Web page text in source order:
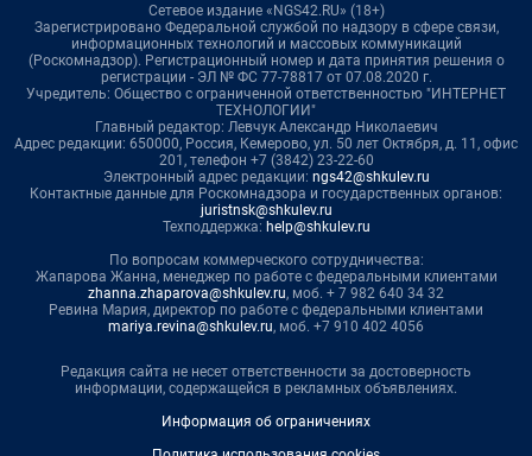
Сетевое издание «NGS42.RU» (18+)
Зарегистрировано Федеральной службой по надзору в сфере связи,
информационных технологий и массовых коммуникаций
(Роскомнадзор). Регистрационный номер и дата принятия решения о
регистрации - ЭЛ № ФС 77-78817 от 07.08.2020 г.
Учредитель: Общество с ограниченной ответственностью "ИНТЕРНЕТ
ТЕХНОЛОГИИ"
Главный редактор: Левчук Александр Николаевич
Адрес редакции: 650000, Россия, Кемерово, ул. 50 лет Октября, д. 11, офис
201, телефон +7 (3842) 23-22-60
Электронный адрес редакции: ngs42@shkulev.ru
Контактные данные для Роскомнадзора и государственных органов:
juristnsk@shkulev.ru
Техподдержка: help@shkulev.ru
По вопросам коммерческого сотрудничества:
Жапарова Жанна, менеджер по работе с федеральными клиентами
zhanna.zhaparova@shkulev.ru, моб. + 7 982 640 34 32
Ревина Мария, директор по работе с федеральными клиентами
mariya.revina@shkulev.ru, моб. +7 910 402 4056
Редакция сайта не несет ответственности за достоверность
информации, содержащейся в рекламных объявлениях.
Информация об ограничениях